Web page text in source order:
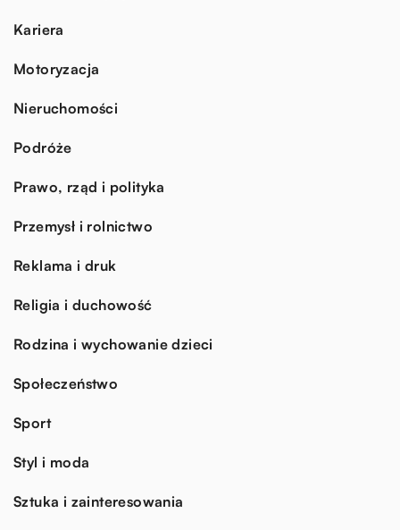
Kariera
Motoryzacja
Nieruchomości
Podróże
Prawo, rząd i polityka
Przemysł i rolnictwo
Reklama i druk
Religia i duchowość
Rodzina i wychowanie dzieci
Społeczeństwo
Sport
Styl i moda
Sztuka i zainteresowania